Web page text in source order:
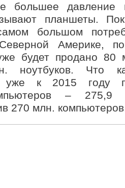
большее давление
планшеты.
большом
Америке,
будет продано 80
ноутбуков. Что
уже к 2015 году
– 275,9
270 млн.